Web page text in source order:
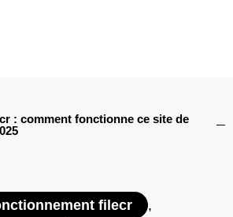
: comment fonctionne ce site de
filecr
,